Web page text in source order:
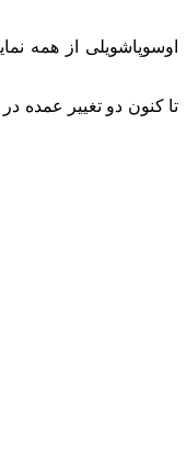
اوسوپاشویلی از همه
تا کنون دو تغییر عمده